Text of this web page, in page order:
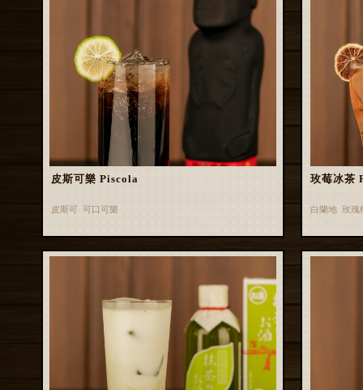
皮斯可樂 Piscola
皮斯可 可口可樂
玫莓冰茶
白蘭地 玫瑰